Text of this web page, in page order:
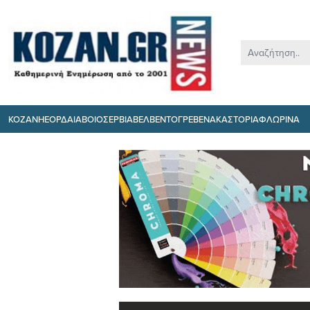
ΚΟΖΑΝΗΕΟΡΔΑΙΑΒΟΙΟΣΕΡΒΙΑΒΕΛΒΕΝΤΟΓΡΕΒΕΝΑΚΑΣΤΟΡΙΑΦΛΩΡΙΝΑ